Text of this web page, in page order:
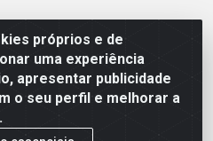
próprios e de
uma experiência
apresentar publicidade
o seu perfil e melhorar a
- Avenida Alegre, 2521 -
- Shell, Linhares/ES - CEP
20.857.514/0001-75